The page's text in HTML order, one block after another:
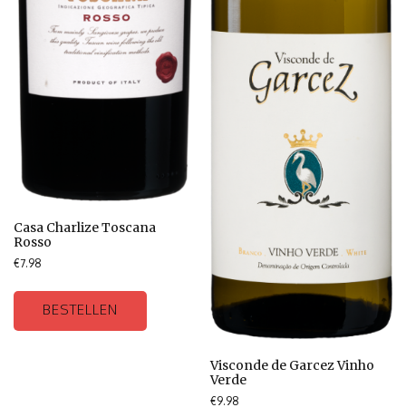
Casa Charlize Toscana
Rosso
€7.98
BESTELLEN
Visconde de Garcez Vinho
Verde
€9.98